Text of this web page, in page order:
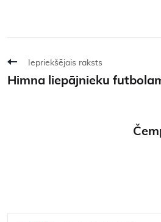
Iepriekšējais raksts
Himna liepājnieku